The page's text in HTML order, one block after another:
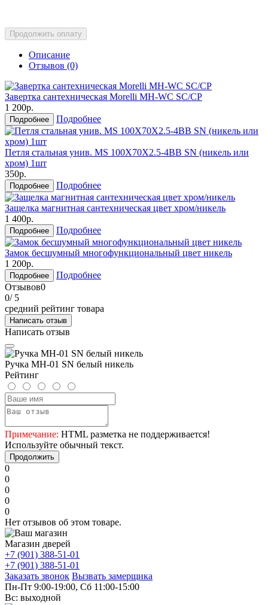
Продолжить оплату
Описание
Отзывов (0)
Завертка сантехническая Morelli MH-WC SC/CP
1 200р.
Подробнее Подробнее
Петля стальная унив. MS 100X70X2.5-4BB SN (никель или
хром) 1шт
350р.
Подробнее Подробнее
Защелка магнитная сантехническая цвет хром/никель
1 400р.
Подробнее Подробнее
Замок бесшумный многофункциональный цвет никель
1 200р.
Подробнее
Подробнее
Отзывов0
0/ 5
средний рейтинг товара
Написать отзыв
Написать отзыв
Ручка MH-01 SN белый никель
Рейтинг
Примечание: HTML разметка не поддерживается!
Используйте обычный текст.
Продолжить
0
0
0
0
0
Нет отзывов об этом товаре.
Магазин дверей
+7 (901) 388-51-01
+7 (901) 388-51-01
Заказать звонок Вызвать замерщика
Пн-Пт 9:00-19:00, Сб 11:00-15:00
Вс: выходной